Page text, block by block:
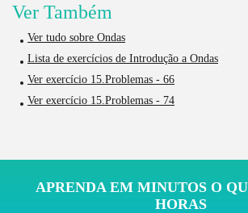
Ver Também
Ver tudo sobre Ondas
Lista de exercícios de Introdução a Ondas
Ver exercício 15.Problemas - 66
Ver exercício 15.Problemas - 74
APRENDA EM MINUTOS O
HORAS